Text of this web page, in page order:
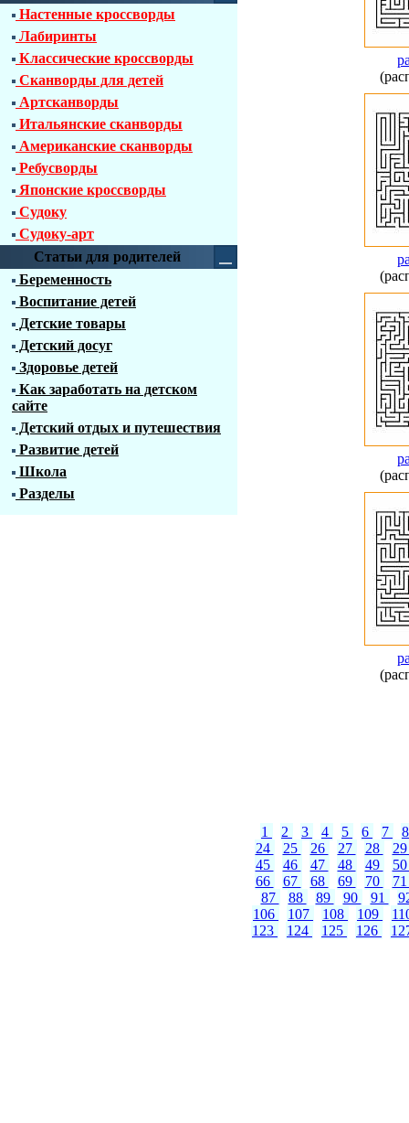
Настенные кроссворды
Лабиринты
Классические кроссворды
Сканворды для детей
Артсканворды
Итальянские сканворды
Американские сканворды
Ребусворды
Японские кроссворды
Судоку
Судоку-арт
Статьи для родителей
Беременность
Воспитание детей
Детские товары
Детский досуг
Здоровье детей
Как заработать на детском
сайте
Детский отдых и путешествия
Развитие детей
Школа
Разделы
1 2 3 4 5 6 7
24
25 26 27 28
45
46 47 48 49
66
67 68 69 70
87
88 89 90 91
106
107 108 109
123
124 125 126